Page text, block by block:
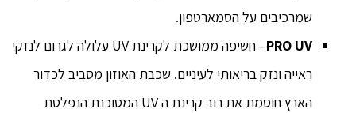
שמרכיבים על הסמארטפון.
PRO UV
– חשיפה ממושכת לקרינת UV עלולה לגרום לנזקי
ראייה ונזק בריאותי לעיניים. שכבת האוזון מסביב לכדור
הארץ חוסמת את רוב קרינת ה UV המסוכנת הנפלטת